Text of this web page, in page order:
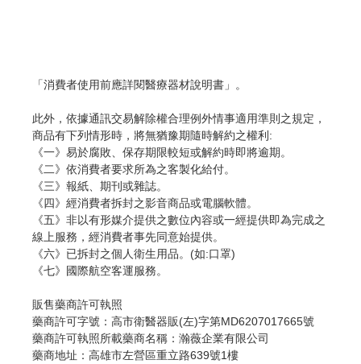
「消費者使用前應詳閱醫療器材說明書」。
此外，依據通訊交易解除權合理例外情事適用準則之規定，
商品有下列情形時，將無猶豫期隨時解約之權利:
《一》易於腐敗、保存期限較短或解約時即將逾期。
《二》依消費者要求所為之客製化給付。
《三》報紙、期刊或雜誌。
《四》經消費者拆封之影音商品或電腦軟體。
《五》非以有形媒介提供之數位內容或一經提供即為完成之
線上服務，經消費者事先同意始提供。
《六》已拆封之個人衛生用品。(如:口罩)
《七》國際航空客運服務。
販售藥商許可執照
藥商許可字號：高市衛醫器販(左)字第MD6207017665號
藥商許可執照所載藥商名稱：瀚薇企業有限公司
藥商地址：高雄市左營區重立路639號1樓